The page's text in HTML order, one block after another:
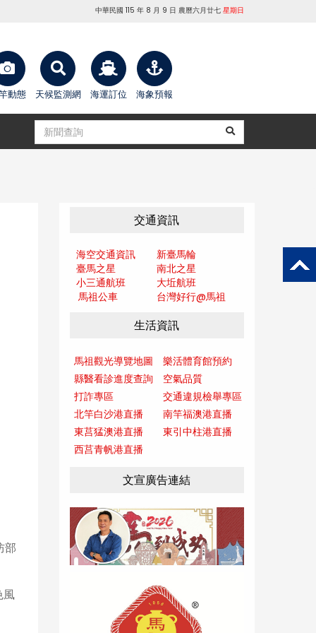
中華民國 115 年 8 月 9 日 農曆六月廿七 星期日
動態 天候監測網 海運訂位 海象預報
部
風
交通資訊
海空交通資訊
新臺馬輪
臺馬之星
南北之星
小三通航班
大坵航班
馬祖公車
台灣好行@馬祖
生活資訊
馬祖觀光導覽地圖
樂活體育館預約
縣醫看診進度查詢
空氣品質
打詐專區
交通違規檢舉專區
北竿白沙港直播
南竿福澳港直播
東莒猛澳港直播
東引中柱港直播
西莒青帆港直播
文宣廣告連結